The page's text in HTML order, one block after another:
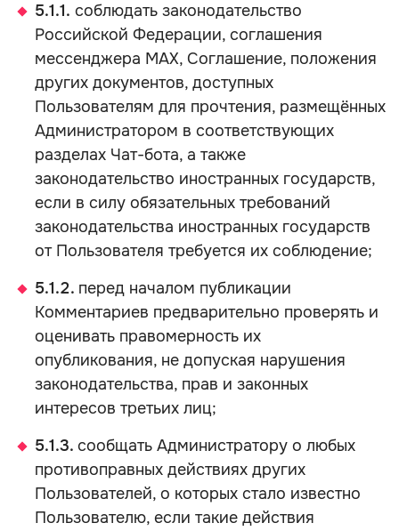
5.1.1. соблюдать законодательство
Российской Федерации, соглашения
мессенджера MAX, Соглашение, положения
других документов, доступных
Пользователям для прочтения, размещённых
Администратором в соответствующих
разделах Чат-бота, а также
законодательство иностранных государств,
если в силу обязательных требований
законодательства иностранных государств
от Пользователя требуется их соблюдение;
5.1.2. перед началом публикации
Комментариев предварительно проверять и
оценивать правомерность их
опубликования, не допуская нарушения
законодательства, прав и законных
интересов третьих лиц;
5.1.3. сообщать Администратору о любых
противоправных действиях других
Пользователей, о которых стало известно
Пользователю, если такие действия